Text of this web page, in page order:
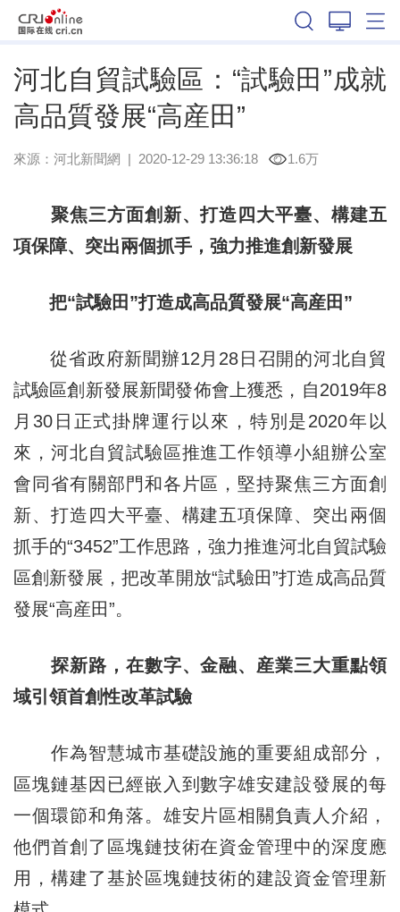
河北自貿試驗區：“試驗田”成就
高品質發展“高産田”
來源： 河北新聞網 | 2020-12-29 13:36:18 1.6万
聚焦三方面創新、打造四大平臺、構建五
項保障、突出兩個抓手，強力推進創新發展
把“試驗田”打造成高品質發展“高産田”
從省政府新聞辦12月28日召開的河北自貿
試驗區創新發展新聞發佈會上獲悉，自2019年8
月30日正式掛牌運行以來，特別是2020年以
來，河北自貿試驗區推進工作領導小組辦公室
會同省有關部門和各片區，堅持聚焦三方面創
新、打造四大平臺、構建五項保障、突出兩個
抓手的“3452”工作思路，強力推進河北自貿試驗
區創新發展，把改革開放“試驗田”打造成高品質
發展“高産田”。
探新路，在數字、金融、産業三大重點領
域引領首創性改革試驗
作為智慧城市基礎設施的重要組成部分，
區塊鏈基因已經嵌入到數字雄安建設發展的每
一個環節和角落。雄安片區相關負責人介紹，
他們首創了區塊鏈技術在資金管理中的深度應
用，構建了基於區塊鏈技術的建設資金管理新